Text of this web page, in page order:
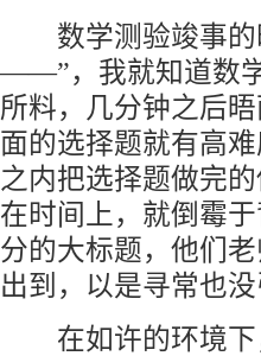
数学测验竣事的
——”，我就知道数
所料，几分钟之后
面的选择题就有高
之内把选择题做完
在时间上，就倒霉
分的大标题，他们
出到，以是寻常也
在如许的环境下